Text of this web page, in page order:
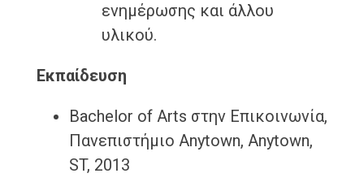
ενημέρωσης και άλλου
υλικού.
Εκπαίδευση
Bachelor of Arts στην Επικοινωνία,
Πανεπιστήμιο Anytown, Anytown,
ST, 2013